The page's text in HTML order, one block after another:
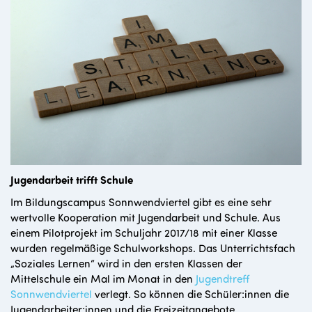
Jugendarbeit trifft Schule
Im Bildungscampus Sonnwendviertel gibt es eine sehr
wertvolle Kooperation mit Jugendarbeit und Schule. Aus
einem Pilotprojekt im Schuljahr 2017/18 mit einer Klasse
wurden regelmäßige Schulworkshops. Das Unterrichtsfach
„Soziales Lernen“ wird in den ersten Klassen der
Mittelschule ein Mal im Monat in den Jugendtreff
Sonnwendviertel verlegt. So können die Schüler:innen die
Jugendarbeiter:innen und die Freizeitangebote